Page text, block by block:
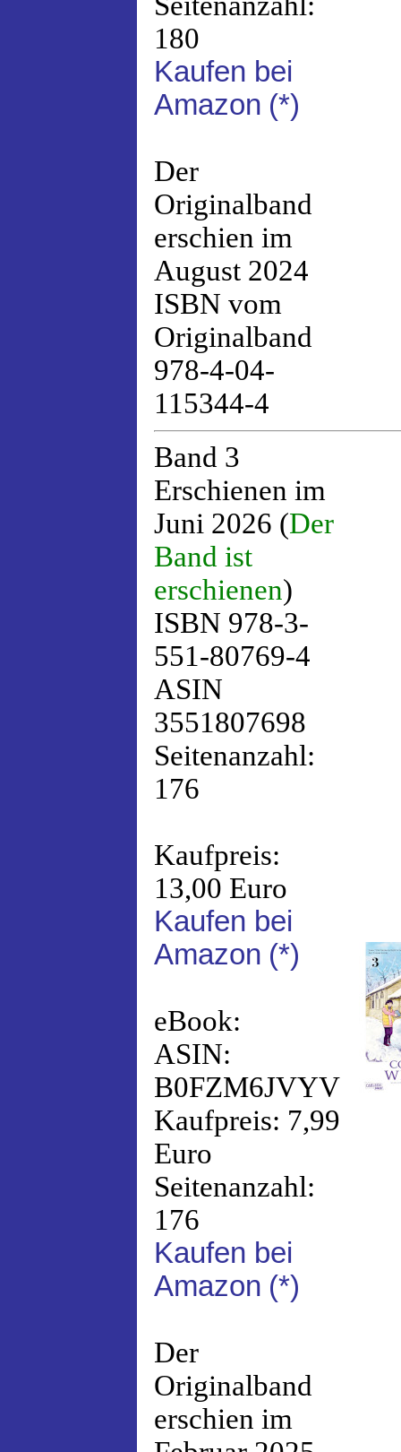
180
Kaufen bei
Amazon (*)
Der
Originalband
erschien im
August 2024
ISBN vom
Originalband
978-4-04-
115344-4
Band 3
Erschienen im
Juni 2026 (Der
Band ist
erschienen)
ISBN 978-3-
551-80769-4
ASIN
3551807698
Seitenanzahl:
176
Kaufpreis:
13,00 Euro
Kaufen bei
Amazon (*)
eBook:
ASIN:
B0FZM6JVYV
Kaufpreis: 7,99
Euro
Seitenanzahl:
176
Kaufen bei
Amazon (*)
Der
Originalband
erschien im